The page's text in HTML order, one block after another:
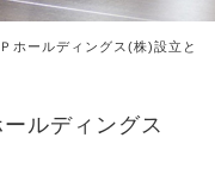
ホールディングス(株)設立と
ルディングス